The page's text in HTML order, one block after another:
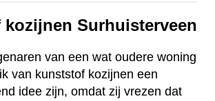
Surhuisterveen
van een wat oudere woning
van kunststof kozijnen een
idee zijn, omdat zij vrezen dat